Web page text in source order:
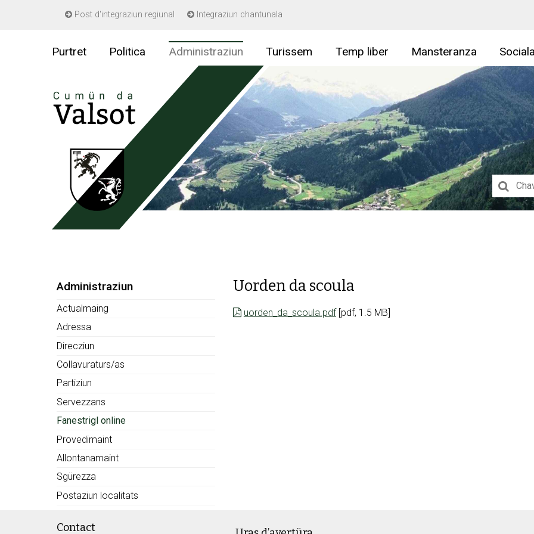
Navigieren in Gemeinde Valsot
Post d'integraziun regiunal Integraziun chantunala
Purtret Politica Administraziun Turissem Temp liber Mansteranza Sociala
AdministraziunSubnav:
Actualmaing
Adressa
Direcziun
Collavuraturs/as
Partiziun
Servezzans
Fanestrigl online
Provedimaint
Allontanamaint
Sgürezza
Postaziun localitats
Uorden da scoula
uorden_da_scoula.pdf[pdf, 1.5 MB]
Contact